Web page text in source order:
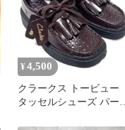
¥ 4,500
クラークス トービュー
タッセルシューズ パープ